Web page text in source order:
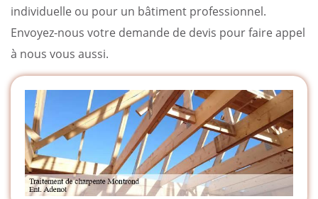
individuelle ou pour un bâtiment professionnel.
Envoyez-nous votre demande de devis pour faire appel
à nous vous aussi.